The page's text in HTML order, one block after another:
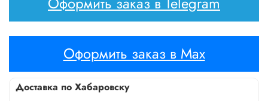
Оформить заказ в Max
Доставка по Хабаровску